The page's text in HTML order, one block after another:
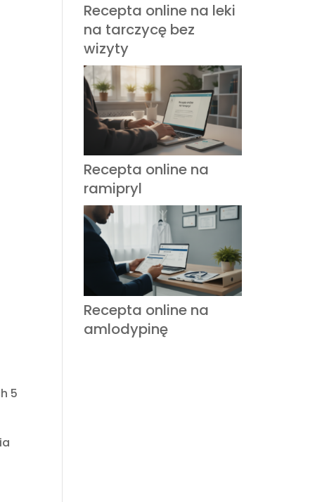
5
Recepta online na leki
na tarczycę bez
wizyty
Recepta online na
ramipryl
Recepta online na
amlodypinę